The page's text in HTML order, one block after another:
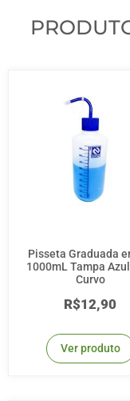
Pisseta Graduada
1000mL Tampa
Curvo
R$12,90
Ver produto